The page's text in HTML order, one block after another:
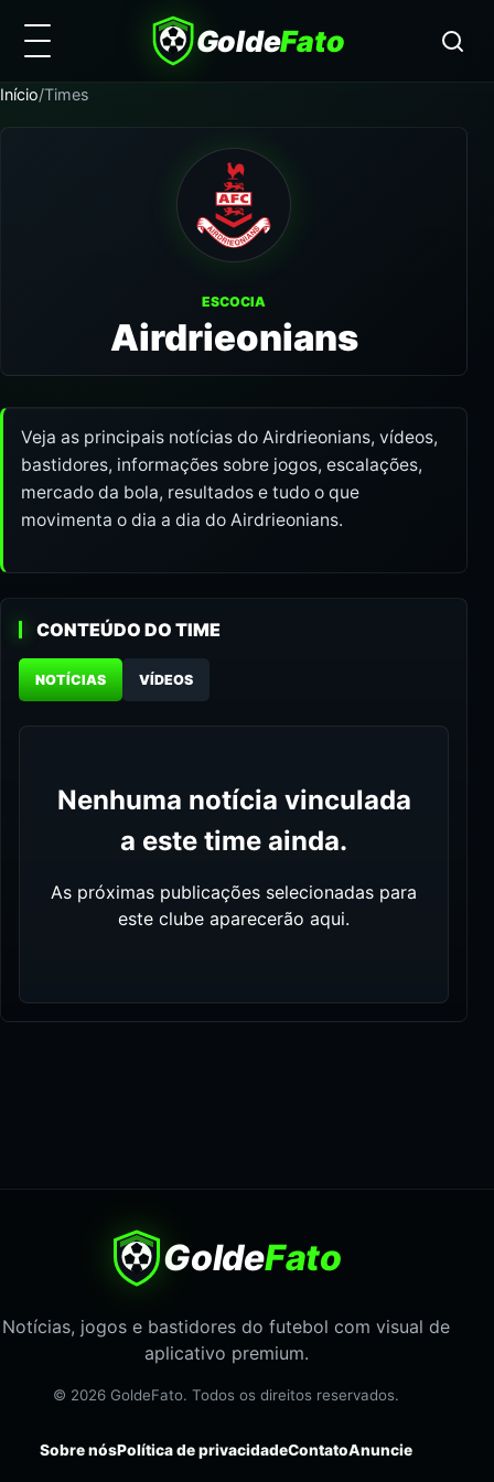
GoldeFato
Início/Times
ESCOCIA
Airdrieonians
Veja as principais notícias do Airdrieonians, vídeos,
bastidores, informações sobre jogos, escalações,
mercado da bola, resultados e tudo o que
movimenta o dia a dia do Airdrieonians.
CONTEÚDO DO TIME
NOTÍCIAS VÍDEOS
Nenhuma notícia vinculada
a este time ainda.
As próximas publicações selecionadas para
este clube aparecerão aqui.
GoldeFato
Notícias, jogos e bastidores do futebol com visual de
aplicativo premium.
© 2026 GoldeFato. Todos os direitos reservados.
Sobre nósPolítica de privacidadeContatoAnuncie